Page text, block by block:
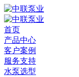
首页
产品中心
客户案例
服务支持
水泵选型